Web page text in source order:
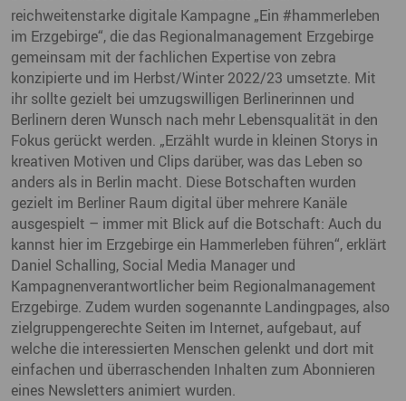
reichweitenstarke digitale Kampagne „Ein #hammerleben
im Erzgebirge“, die das Regionalmanagement Erzgebirge
gemeinsam mit der fachlichen Expertise von zebra
konzipierte und im Herbst/Winter 2022/23 umsetzte. Mit
ihr sollte gezielt bei umzugswilligen Berlinerinnen und
Berlinern deren Wunsch nach mehr Lebensqualität in den
Fokus gerückt werden. „Erzählt wurde in kleinen Storys in
kreativen Motiven und Clips darüber, was das Leben so
anders als in Berlin macht. Diese Botschaften wurden
gezielt im Berliner Raum digital über mehrere Kanäle
ausgespielt – immer mit Blick auf die Botschaft: Auch du
kannst hier im Erzgebirge ein Hammerleben führen“, erklärt
Daniel Schalling, Social Media Manager und
Kampagnenverantwortlicher beim Regionalmanagement
Erzgebirge. Zudem wurden sogenannte Landingpages, also
zielgruppengerechte Seiten im Internet, aufgebaut, auf
welche die interessierten Menschen gelenkt und dort mit
einfachen und überraschenden Inhalten zum Abonnieren
eines Newsletters animiert wurden.